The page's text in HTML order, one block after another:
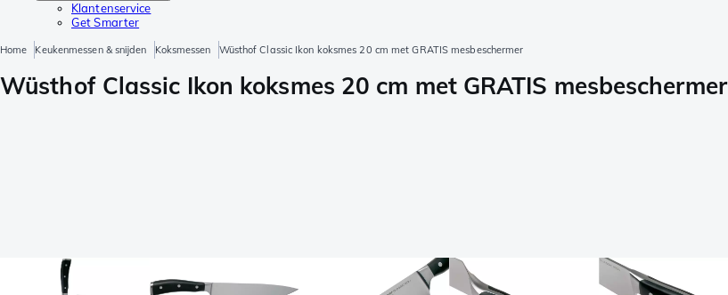
Klantenservice
Get Smarter
Home Keukenmessen & snijden Koksmessen Wüsthof Classic Ikon koksmes 20 cm met GRATIS mesbeschermer
Wüsthof Classic Ikon koksmes 20 cm met GRATIS mesbeschermer